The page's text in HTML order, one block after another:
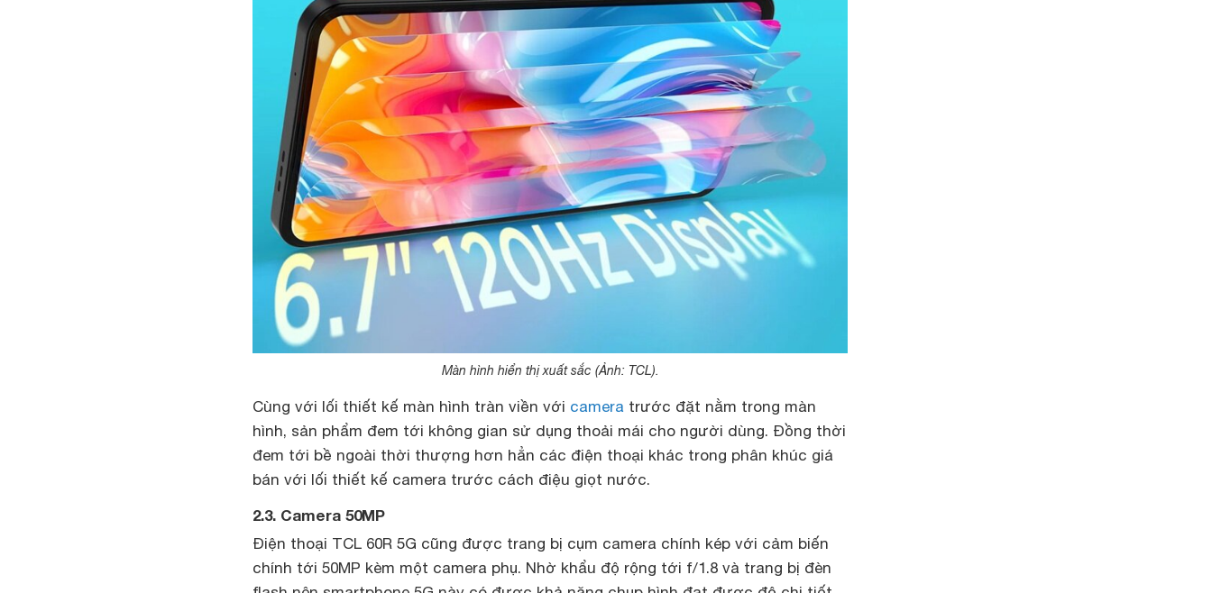
Màn hình hiển thị xuất sắc (Ảnh: TCL).
Cùng với lối thiết kế màn hình tràn viền với camera trước đặt nằm trong màn
hình, sản phẩm đem tới không gian sử dụng thoải mái cho người dùng. Đồng thời
đem tới bề ngoài thời thượng hơn hẳn các điện thoại khác trong phân khúc giá
bán với lối thiết kế camera trước cách điệu giọt nước.
2.3. Camera 50MP
Điện thoại TCL 60R 5G cũng được trang bị cụm camera chính kép với cảm biến
chính tới 50MP kèm một camera phụ. Nhờ khẩu độ rộng tới f/1.8 và trang bị đèn